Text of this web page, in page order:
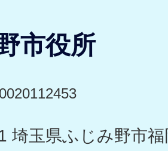
市役所
埼玉県ふじみ野市